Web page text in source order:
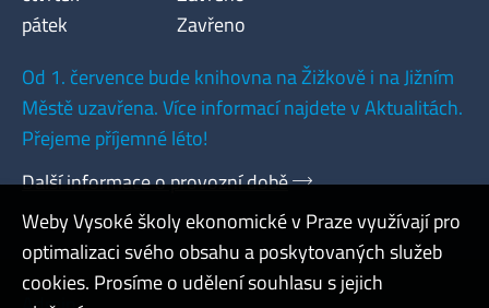
pátek
Zavřeno
Od 1. července bude knihovna na Žižkově i na Jižním
Městě uzavřena. Více informací najdete v Aktualitách.
Přejeme příjemné léto!
Další informace o provozní době
Weby Vysoké školy ekonomické v Praze využívají pro
optimalizaci svého obsahu a poskytovaných služeb
cookies. Prosíme o udělení souhlasu s jejich